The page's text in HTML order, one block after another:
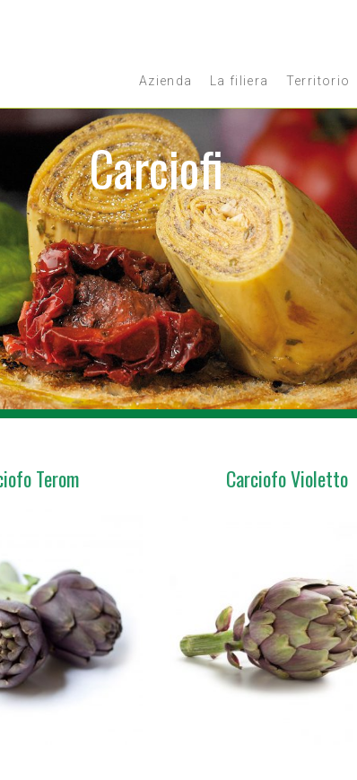
Azienda La filiera Territorio
Carciofi
Terom Carciofo Violetto